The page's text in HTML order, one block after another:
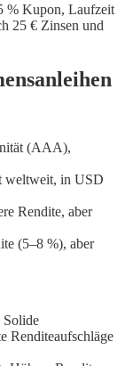
% Kupon, Laufzeit
25 € Zinsen und
(AAA),
weltweit, in USD
Rendite, aber
(5–8 %), aber
Solide
Renditeaufschläge